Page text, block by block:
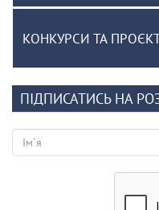
КОНКУРСИ ТА
ПІДПИСАТИСЬ НА